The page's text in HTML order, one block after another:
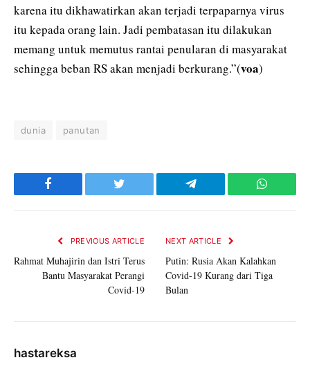
karena itu dikhawatirkan akan terjadi terpaparnya virus
itu kepada orang lain. Jadi pembatasan itu dilakukan
memang untuk memutus rantai penularan di masyarakat
sehingga beban RS akan menjadi berkurang.”(voa)
dunia panutan
Facebook Twitter Telegram
PREVIOUS ARTICLE
Rahmat Muhajirin dan Istri Terus
Bantu Masyarakat Perangi
Covid-19
NEXT ARTICLE
Putin: Rusia Akan Kalahkan
Covid-19 Kurang dari Tiga
Bulan
hastareksa